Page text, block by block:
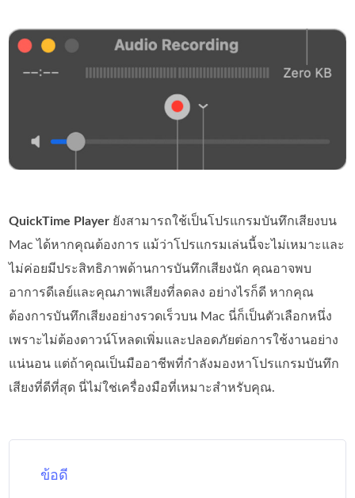
QuickTime Player ยังสามารถใช้เป็นโปรแกรมบันทึกเสียงบน
Mac ได้หากคุณต้องการ แม้ว่าโปรแกรมเล่นนี้จะไม่เหมาะและ
ไม่ค่อยมีประสิทธิภาพด้านการบันทึกเสียงนัก คุณอาจพบ
อาการดีเลย์และคุณภาพเสียงที่ลดลง อย่างไรก็ดี หากคุณ
ต้องการบันทึกเสียงอย่างรวดเร็วบน Mac นี่ก็เป็นตัวเลือกหนึ่ง
เพราะไม่ต้องดาวน์โหลดเพิ่มและปลอดภัยต่อการใช้งานอย่าง
แน่นอน แต่ถ้าคุณเป็นมืออาชีพที่กำลังมองหาโปรแกรมบันทึก
เสียงที่ดีที่สุด นี่ไม่ใช่เครื่องมือที่เหมาะสำหรับคุณ.
ข้อดี